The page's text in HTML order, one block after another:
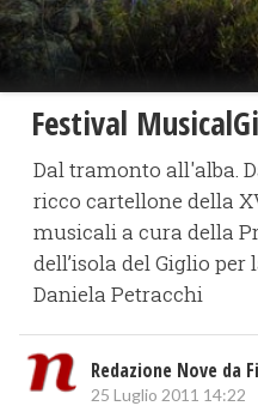
Festival
Dal tramonto all'alba.
ricco cartellone della
musicali a cura della
dell’isola del Giglio
Daniela Petracchi
Redazione Nove da
25 Luglio 2011 14:22